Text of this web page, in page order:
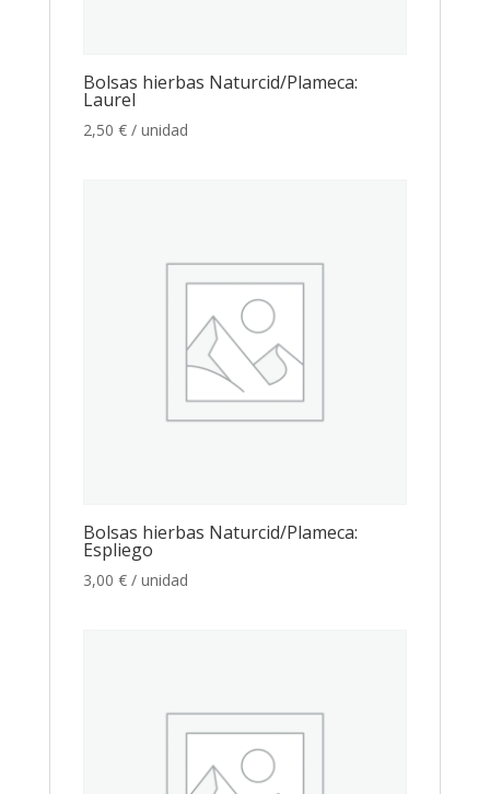
Bolsas hierbas Naturcid/Plameca:
Laurel
2,50 € / unidad
Bolsas hierbas Naturcid/Plameca:
Espliego
3,00 € / unidad